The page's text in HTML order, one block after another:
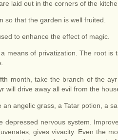
laid out in the corners of the
so that the garden is well fruited.
to enhance the effect of magic.
means of privatization. The root is
month, take the branch of the
will drive away all evil from the
angelic grass, a Tatar potion, a
depressed nervous system.
gives vivacity. Even the